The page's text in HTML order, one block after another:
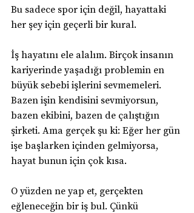
Bu sadece spor için değil, hayattaki
her şey için geçerli bir kural.
İş hayatını ele alalım. Birçok insanın
kariyerinde yaşadığı problemin en
büyük sebebi işlerini sevmemeleri.
Bazen işin kendisini sevmiyorsun,
bazen ekibini, bazen de çalıştığın
şirketi. Ama gerçek şu ki: Eğer her gün
işe başlarken içinden gelmiyorsa,
hayat bunun için çok kısa.
O yüzden ne yap et, gerçekten
eğleneceğin bir iş bul. Çünkü